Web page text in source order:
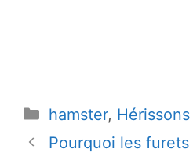
Catégories
hamster, Hérissons
Pourquoi les